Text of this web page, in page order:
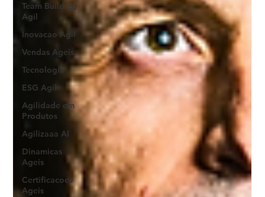
Team Building
Agil
Inovacao Agil
Vendas Ageis
Tecnologia
ESG Agil
Agilidade em
Produtos
Agilizaaa AI
Dinamicas
Ageis
Certificacoes
Ageis